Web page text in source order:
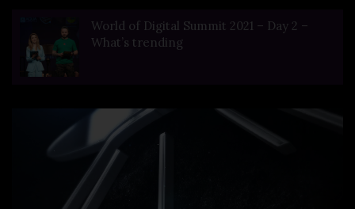
World of Digital Summit 2021 – Day 2 –
What’s trending